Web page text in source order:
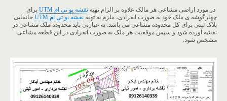
در مورد اراضی مشاعی هر مالک علاوه بر الزام تهیه نقشه یو تی ام UTM
برای
چهارگوشه ی ملک خود به صورت انفرادی، ملزم به تهیه نقشه یو تی ام UTM
جانمایی
پلاک ثبتی برای کل محدوده مشاعی می باشد. به عبارتی باید محدوده ملک مشاعی در
نقشه آورده شود و سپس موقعیت هر ملک به صورت انفرادی در این قطعه مشاعی
مشخص شود.